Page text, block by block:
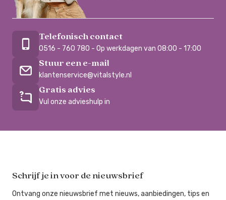
Telefonisch contact
0516 - 760 780 - Op werkdagen van 08:00 - 17:00
Stuur een e-mail
klantenservice@vitalstyle.nl
Gratis advies
Vul onze advieshulp in
Schrijf je in voor de nieuwsbrief
Ontvang onze nieuwsbrief met nieuws, aanbiedingen, tips en